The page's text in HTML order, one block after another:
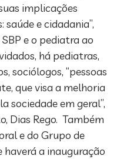
implicações
saúde e cidadania”,
e o pediatra ao
há pediatras,
sociólogos, “pessoas
que visa a melhoria
sociedade em geral”,
Dias Rego. Também
e do Grupo de
haverá a inauguração